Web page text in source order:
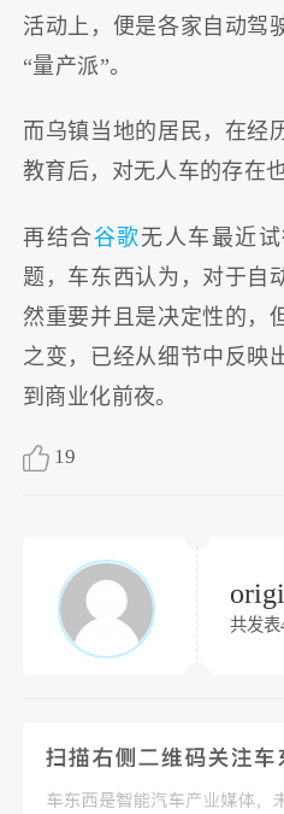
活动上，便是各家自动驾
“量产派”。
而乌镇当地的居民，在经
教育后，对无人车的存在
再结合谷歌无人车最近
题，车东西认为，对于自
然重要并且是决定性的，
之变，已经从细节中反映
到商业化前夜。
19
共发表